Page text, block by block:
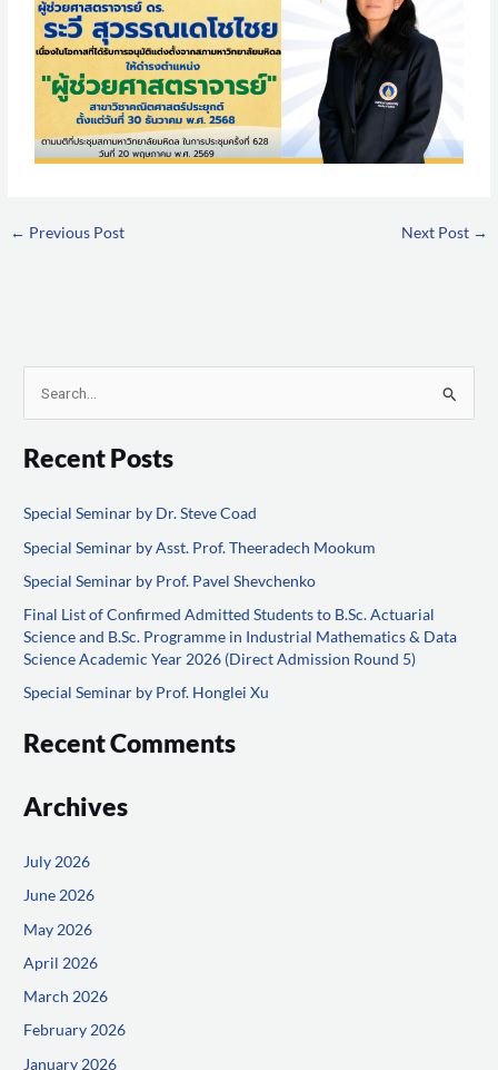
← Previous Post Next Post →
a
c
h
f
o
r
:
Recent Posts
Special Seminar by Dr. Steve Coad
Special Seminar by Asst. Prof. Theeradech Mookum
Special Seminar by Prof. Pavel Shevchenko
Final List of Confirmed Admitted Students to B.Sc. Actuarial
Science and B.Sc. Programme in Industrial Mathematics & Data
Science Academic Year 2026 (Direct Admission Round 5)
Special Seminar by Prof. Honglei Xu
Recent Comments
Archives
July 2026
June 2026
May 2026
April 2026
March 2026
February 2026
January 2026